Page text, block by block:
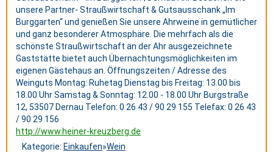
unsere Partner- Straußwirtschaft & Gutsausschank „Im
Burggarten“ und genießen Sie unsere Ahrweine in gemütlicher
und ganz besonderer Atmosphäre. Die mehrfach als die
schönste Straußwirtschaft an der Ahr ausgezeichnete
Gaststätte bietet auch Übernachtungsmöglichkeiten im
eigenen Gästehaus an. Öffnungszeiten / Adresse des
Weinguts Montag: Ruhetag Dienstag bis Freitag: 13.00 bis
18.00 Uhr Samstag & Sonntag: 12.00 - 18.00 Uhr Burgstraße
12, 53507 Dernau Telefon: 0 26 43 / 90 29 155 Telefax: 0 26 43
/ 90 29 156
http://www.heiner-kreuzberg.de
Kategorie: Einkaufen»Wein